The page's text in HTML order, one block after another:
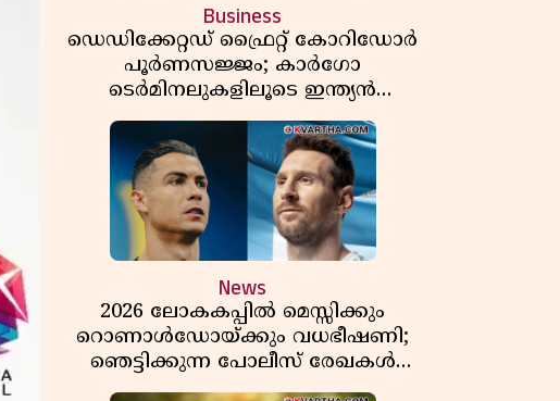
Business
ഡെഡിക്കേറ്റഡ് ഫ്രൈറ്റ് കോറിഡോർ
പൂർണസജ്ജം; കാർഗോ
ടെർമിനലുകളിലൂടെ ഇന്ത്യൻ
റെയിൽവേയുടെ ചരക്ക് ഗതാഗതത്തിൽ
വൻ കുതിപ്പ്
News
2026 ലോകകപ്പിൽ മെസ്സിക്കും
റൊണാൾഡോയ്ക്കും വധഭീഷണി;
ഞെട്ടിക്കുന്ന പോലീസ് രേഖകൾ
പുറത്ത്